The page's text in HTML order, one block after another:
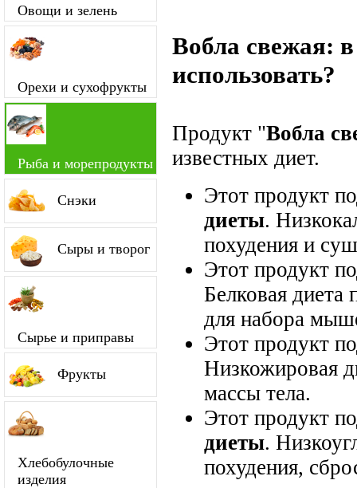
Овощи и зелень
Орехи и сухофрукты
Рыба и морепродукты
Снэки
Сыры и творог
Сырье и приправы
Фрукты
Хлебобулочные
изделия
Вобла свежая:
использовать?
Продукт "Вобла
известных диет.
Этот продукт
диеты.
похудения и
Этот продукт
Белковая диета
для набора
Этот продукт
Низкожировая
массы тела.
Этот продукт
диеты.
похудения,